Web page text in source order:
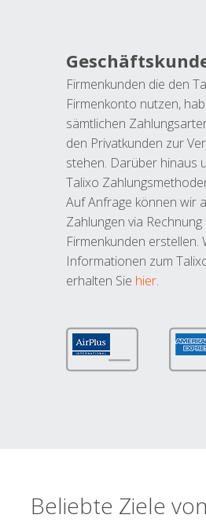
Firmenkunden die den
Firmenkonto nutzen,
sämtlichen
den Privatkunden zur
stehen. Darüber hinaus
Talixo
Auf Anfrage können wir
Zahlungen via
Firmenkunden erstellen.
Informationen zum
erhalten Sie hier.
Beliebte Ziele